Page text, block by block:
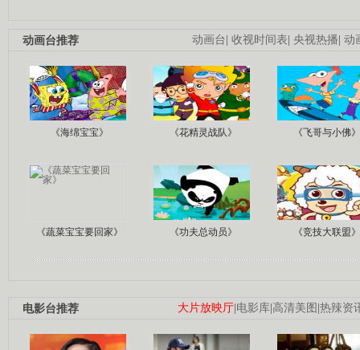
动画台 收视时间表 央视热播 动
动画台推荐
《海绵宝宝》 《花精灵战队》 《飞哥与小佛》
《蔬菜宝宝要回家》 《功夫总动员》 《竞技大联盟》
大片放映厅 电影库 高清美图 热辣资
电影台推荐